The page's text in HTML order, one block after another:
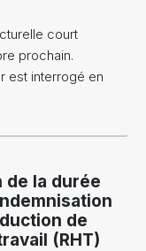
court
prochain.
est interrogé en
de la durée
de
(RHT)